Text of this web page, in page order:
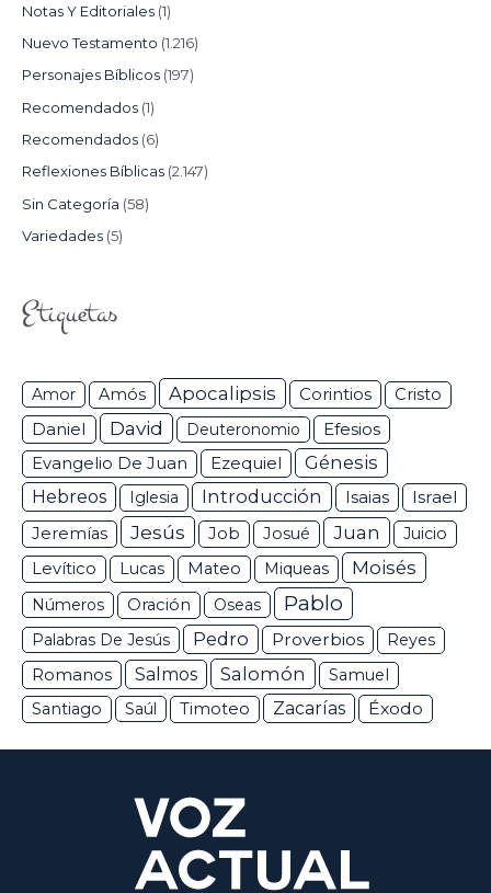
Notas Y Editoriales (1)
Nuevo Testamento (1.216)
Personajes Bíblicos (197)
Recomendados (1)
Recomendados (6)
Reflexiones Bíblicas (2.147)
Sin Categoría (58)
Variedades (5)
Etiquetas
Amor Amós Apocalipsis Corintios Cristo
Daniel David Deuteronomio Efesios
Evangelio De Juan Ezequiel
Génesis
Hebreos
Iglesia Introducción Isaias Israel
Jeremías Jesús Job Josué Juan
Juicio
Levítico
Lucas Mateo Miqueas Moisés
Números Oración Oseas Pablo
Palabras De Jesús Pedro Proverbios Reyes
Romanos Salmos Salomón
Samuel
Santiago
Saúl Timoteo Zacarías Éxodo